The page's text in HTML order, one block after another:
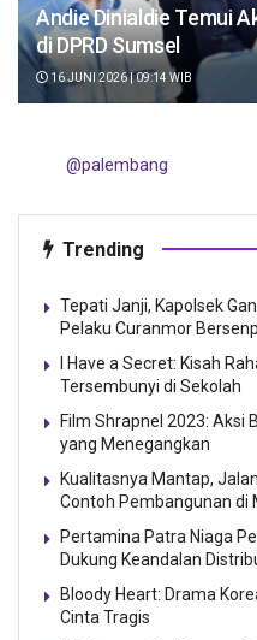
Andie Dinialdie Temui
di DPRD Sumsel
16 JUNI 2026 | 09:14 WIB
@palembang
Trending
Tepati Janji, Kapolsek
Pelaku Curanmor
I Have a Secret: Kisah
Tersembunyi di Sekolah
Film Shrapnel 2023: Aksi
yang Menegangkan
Kualitasnya Mantap,
Contoh Pembangunan di
Pertamina Patra Niaga
Dukung Keandalan
Bloody Heart: Drama
Cinta Tragis